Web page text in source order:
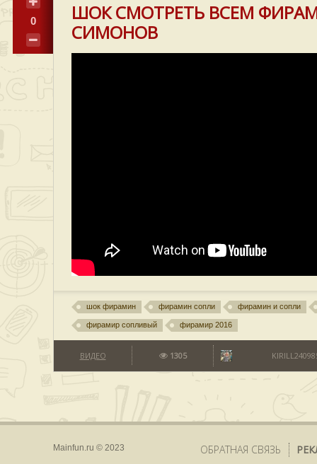
0
ШОК СМОТРЕТЬ ВСЕМ
СИМОНОВ
шок фирамин фирамин сопли фирамин и сопли
фирамир сопливый фирамир 2016
ВИДЕО 1305
Mainfun.ru © 2023 ОБРАТНАЯ СВЯЗЬ